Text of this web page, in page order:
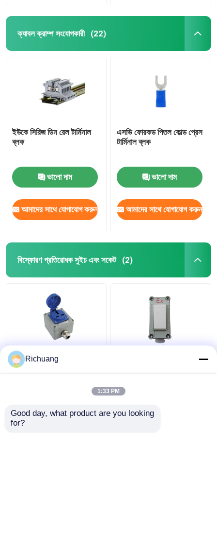
ক্যাবল ক্রাম্প সংযোগকারী (22)
ইউকে সিরিজ ডিন রেল টার্মিনাল
ব্লক
ভালো দাম
আমাদের সাথে যোগাযোগ করুন
এসভি ফোরকড পিতল কোল্ড প্রেস
টার্মিনাল ব্লক
ভালো দাম
আমাদের সাথে যোগাযোগ করুন
বিস্ফোরণ প্রতিরোধক সুইচ এবং সকেট (2)
220 ভোল্ট আউটডোর বিস্ফোরণ
প্রতিরোধক সকেট পাঁচ গর্ত উন্মুক্ত
Richuang
1:33 PM
Good day, what product are you looking
for?